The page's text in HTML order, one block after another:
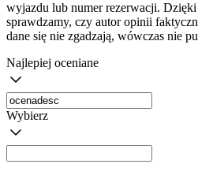
wyjazdu lub numer rezerwacji.
sprawdzamy, czy autor opinii
dane się nie zgadzają, wówczas nie
Najlepiej oceniane
Wybierz